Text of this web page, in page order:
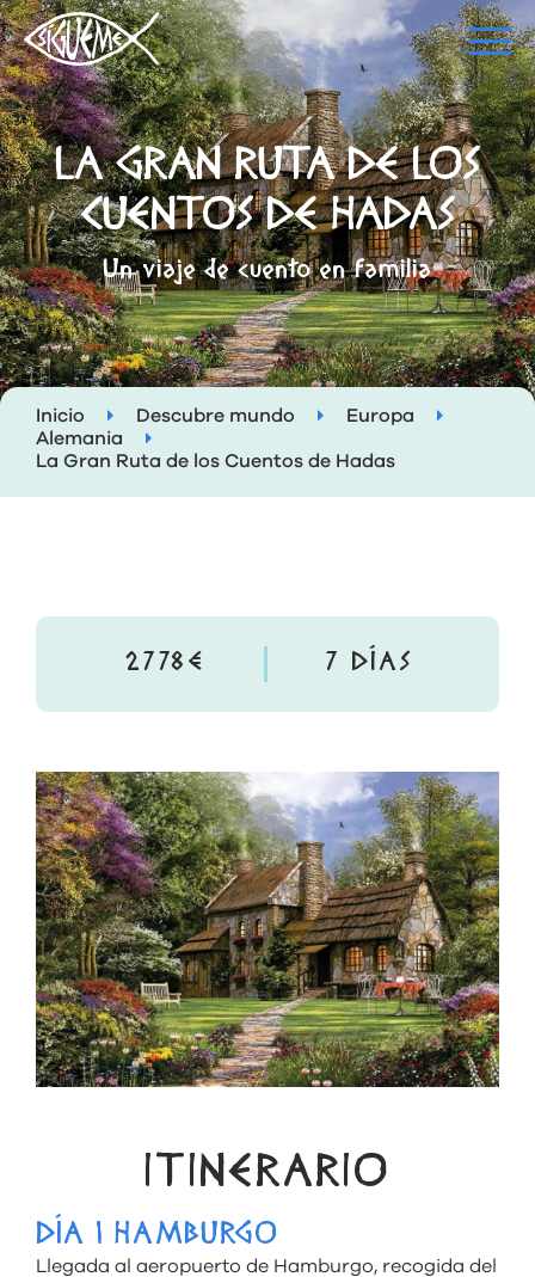
LA GRAN RUTA DE LOS
CUENTOS DE HADAS
Un viaje de cuento en familia
Inicio Descubre mundo
Europa
Alemania
La Gran Ruta de los Cuentos de Hadas
2778€ 7 DÍAS
ITINERARIO
DÍA 1 HAMBURGO
Llegada al aeropuerto de Hamburgo, recogida del